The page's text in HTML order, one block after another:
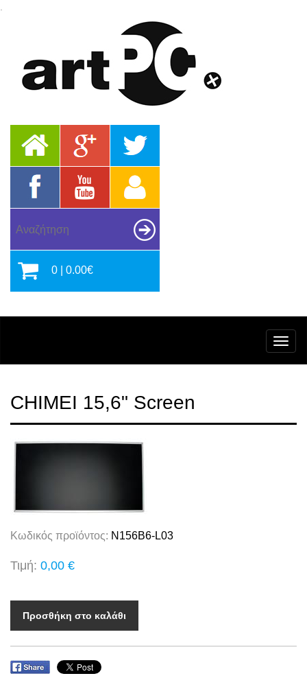
0 | 0.00€
CHIMEI 15,6" Screen
Κωδικός προϊόντος: N156B6-L03
Τιμή: 0,00 €
Προσθήκη στο καλάθι